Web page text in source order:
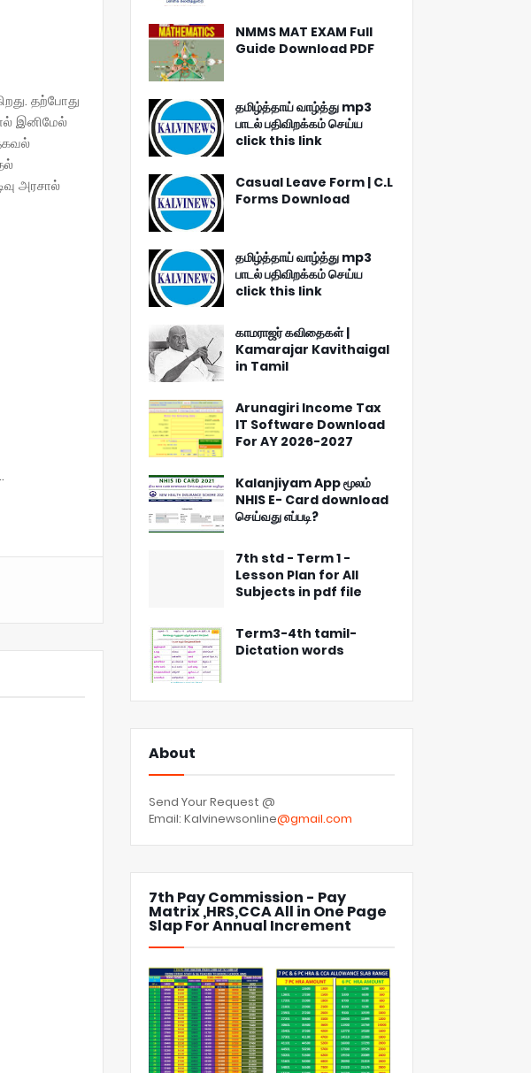
தற்போது
இனிமேல்
அரசால்
NMMS MAT EXAM Full
Guide Download PDF
தமிழ்த்தாய் வாழ்த்து mp3
பாடல் பதிவிறக்கம் செய்ய
click this link
Casual Leave Form | C.L
Forms Download
தமிழ்த்தாய் வாழ்த்து mp3
பாடல் பதிவிறக்கம் செய்ய
click this link
காமராஜர் கவிதைகள் |
Kamarajar Kavithaigal
in Tamil
Arunagiri Income Tax
IT Software Download
For AY 2026-2027
Kalanjiyam App மூலம்
NHIS E- Card download
செய்வது எப்படி?
7th std - Term 1 -
Lesson Plan for All
Subjects in pdf file
Term3-4th tamil-
Dictation words
About
Send Your Request @
Email: Kalvinewsonline@gmail.com
7th Pay Commission - Pay
Matrix ,HRS,CCA All in One Page
Slap For Annual Increment